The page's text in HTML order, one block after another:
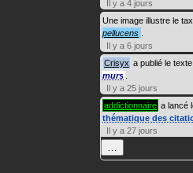
Il y a 4 jours
Une image illustre le
pellucens
Il y a 6 jours
Crisyx a publié le texte
murs
Il y a 25 jours
addictionnaire a lancé
thématique des
Il y a 27 jours